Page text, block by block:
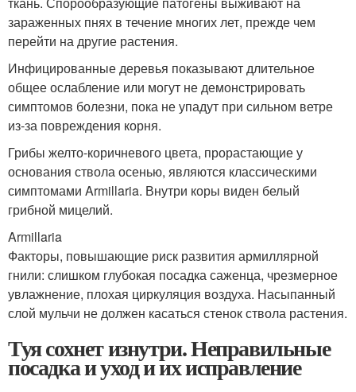
зараженных пнях в течение многих лет, прежде чем
перейти на другие растения.
Инфицированные деревья показывают длительное
общее ослабление или могут не демонстрировать
симптомов болезни, пока не упадут при сильном ветре
из-за повреждения корня.
Грибы желто-коричневого цвета, прорастающие у
основания ствола осенью, являются классическими
симптомами Armillaria. Внутри коры виден белый
грибной мицелий.
Armillaria
Факторы, повышающие риск развития армиллярной
гнили: слишком глубокая посадка саженца, чрезмерное
увлажнение, плохая циркуляция воздуха. Насыпанный
слой мульчи не должен касаться стенок ствола растения.
Туя сохнет изнутри. Неправильные
посадка и уход и их исправление